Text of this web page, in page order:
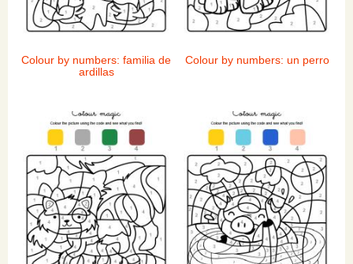
Colour by numbers: familia de
ardillas
Colour by numbers: un perro